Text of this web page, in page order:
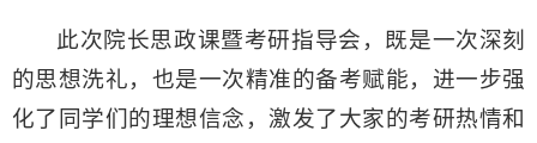
此次院长思政课暨考研指导会，既是一次深刻
的思想洗礼，也是一次精准的备考赋能，进一步强
化了同学们的理想信念，激发了大家的考研热情和